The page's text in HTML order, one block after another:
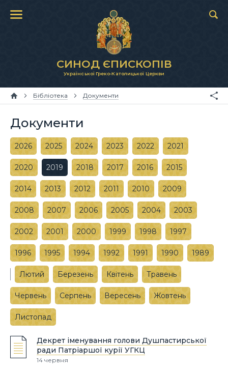
СИНОД ЄПИСКОПІВ
Української Греко-Католицької Церкви
Бібліотека Документи
Документи
2026 2025 2024 2023 2022 2021
2020 2019 2018 2017 2016 2015
2014 2013 2012 2011 2010 2009
2008 2007 2006 2005 2004 2003
2002 2001 2000 1999 1998 1997
1996 1995 1994 1992 1991 1990 1989
Лютий Березень Квітень Травень
Червень Серпень Вересень Жовтень
Листопад
Декрет іменування голови Душпастирської
ради Патріаршої курії УГКЦ
14 червня